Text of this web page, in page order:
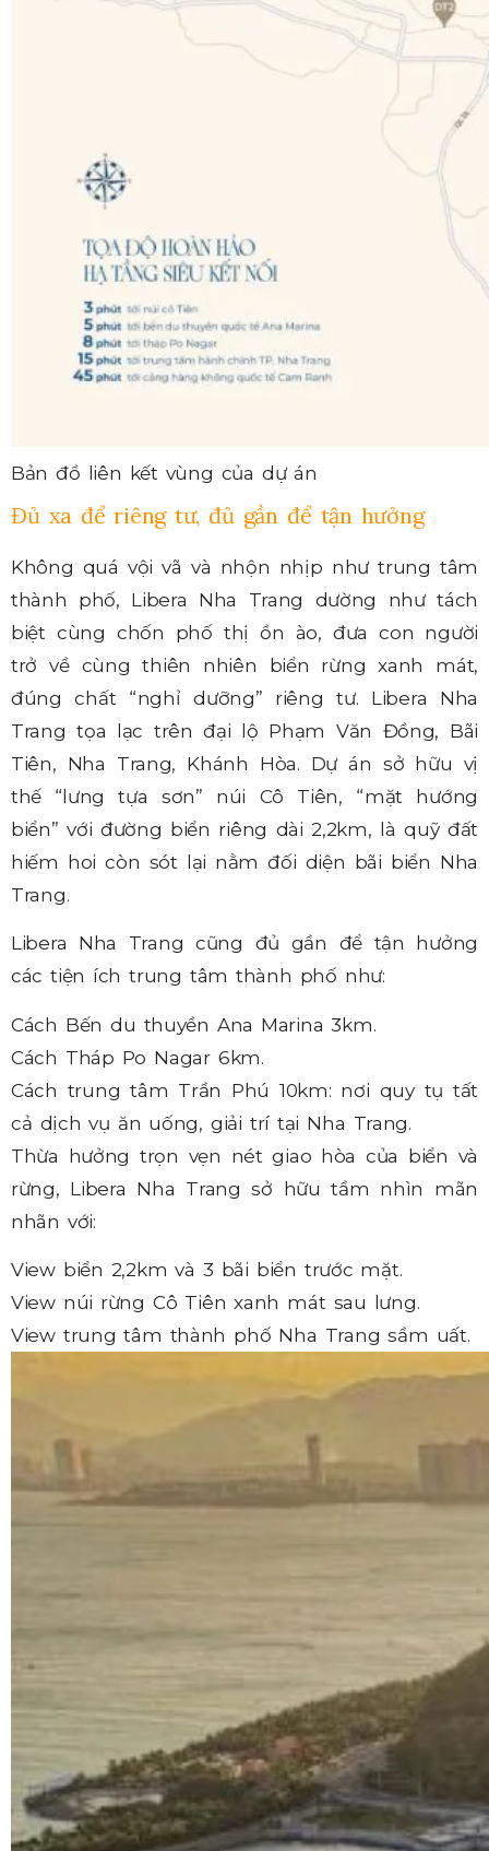
Bản đồ liên kết vùng của dự án
Đủ xa để riêng tư, đủ gần để tận hưởng
Không quá vội vã và nhộn nhịp như trung tâm
thành phố, Libera Nha Trang dường như tách
biệt cùng chốn phố thị ồn ào, đưa con người
trở về cùng thiên nhiên biển rừng xanh mát,
đúng chất “nghỉ dưỡng” riêng tư. Libera Nha
Trang tọa lạc trên đại lộ Phạm Văn Đồng, Bãi
Tiên, Nha Trang, Khánh Hòa. Dự án sở hữu vị
thế “lưng tựa sơn” núi Cô Tiên, “mặt hướng
biển” với đường biển riêng dài 2,2km, là quỹ đất
hiếm hoi còn sót lại nằm đối diện bãi biển Nha
Trang.
Libera Nha Trang cũng đủ gần để tận hưởng
các tiện ích trung tâm thành phố như:
Cách Bến du thuyền Ana Marina 3km.
Cách Tháp Po Nagar 6km.
Cách trung tâm Trần Phú 10km: nơi quy tụ tất
cả dịch vụ ăn uống, giải trí tại Nha Trang.
Thừa hưởng trọn vẹn nét giao hòa của biển và
rừng, Libera Nha Trang sở hữu tầm nhìn mãn
nhãn với:
View biển 2,2km và 3 bãi biển trước mặt.
View núi rừng Cô Tiên xanh mát sau lưng.
View trung tâm thành phố Nha Trang sầm uất.